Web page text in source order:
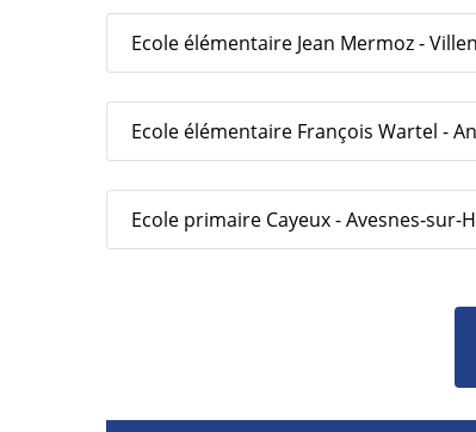
Ecole élémentaire Jean Mermoz -
Ecole élémentaire François Wartel -
Ecole primaire Cayeux - Avesnes-sur-